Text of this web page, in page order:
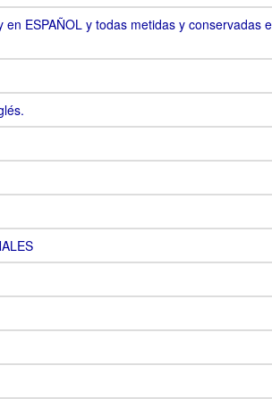
en ESPAÑOL y todas metidas y conservadas